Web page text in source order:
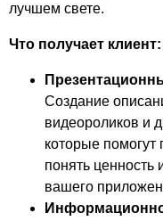
лучшем свете.
Что получает клиент:
Создание
видеороликов и
которые помогут
понять ценность
вашего